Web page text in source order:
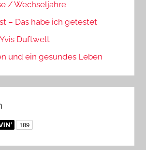
/ Wechseljahre
– Das habe ich getestet
Duftwelt
und ein gesundes Leben